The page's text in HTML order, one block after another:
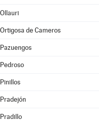
Ollauri
Ortigosa de Cameros
Pazuengos
Pedroso
Pinillos
Pradejón
Pradillo